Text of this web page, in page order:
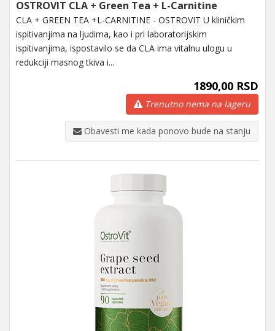
OSTROVIT CLA + Green Tea + L-Carnitine
CLA + GREEN TEA +L-CARNITINE - OSTROVIT U kliničkim
ispitivanjima na ljudima, kao i pri laboratorijskim
ispitivanjima, ispostavilo se da CLA ima vitalnu ulogu u
redukciji masnog tkiva i...
1890,00 RSD
Trenutno nema na lageru
Obavesti me kada ponovo bude na stanju